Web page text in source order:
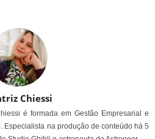
Chiessi
é formada em Gestão Empresarial e
Especialista na produção de conteúdo há 5